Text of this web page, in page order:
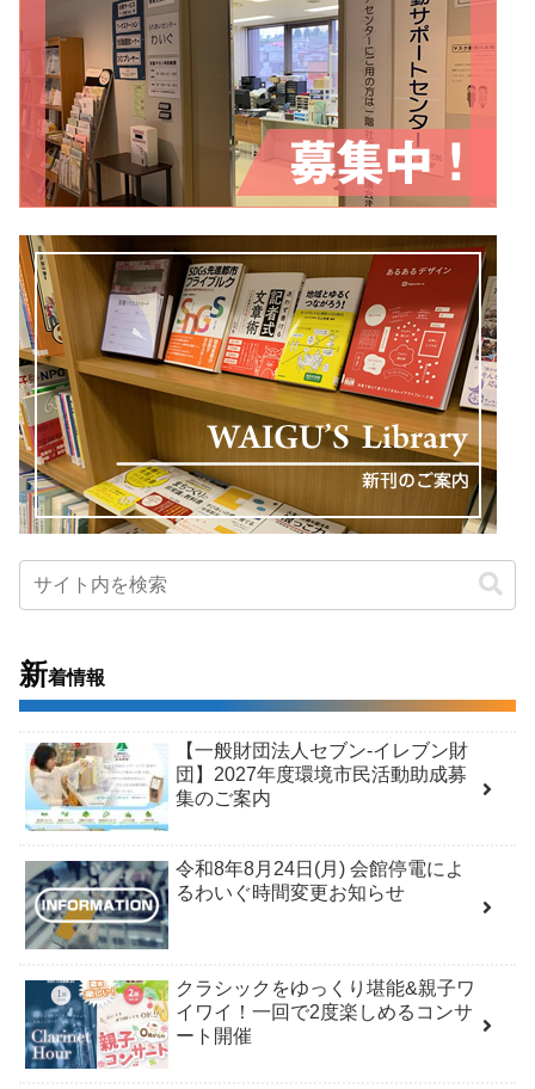
新着情報
【一般財団法人セブン-イレブン財
団】2027年度環境市民活動助成募
集のご案内
令和8年8月24日(月) 会館停電によ
るわいぐ時間変更お知らせ
クラシックをゆっくり堪能&親子ワ
イワイ！一回で2度楽しめるコンサ
ート開催